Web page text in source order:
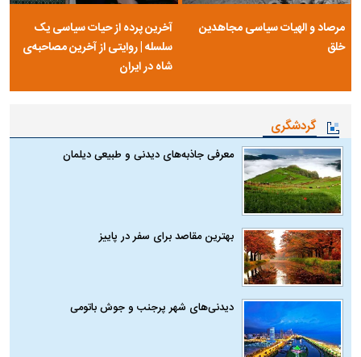
مرصاد و الهیات سیاسی مجاهدین
خلق
آخرین پرده از حیات سیاسی یک
سلسله | روایتی از آخرین مصاحبه‌ی
شاه در ایران
گردشگری
معرفی جاذبه‌های دیدنی و طبیعی دیلمان
بهترین مقاصد برای سفر در پاییز
دیدنی‌های شهر پرجنب و جوش باتومی